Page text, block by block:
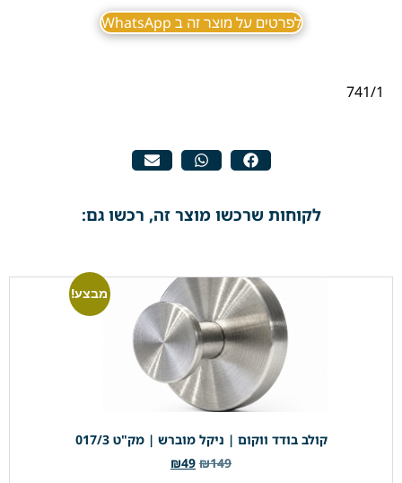
לפרטים על מוצר זה ב WhatsApp
741/1
לקוחות שרכשו מוצר זה, רכשו גם:
מבצע!
קולב בודד ווקום | ניקל מוברש | מק"ט 017/3
₪149
₪49